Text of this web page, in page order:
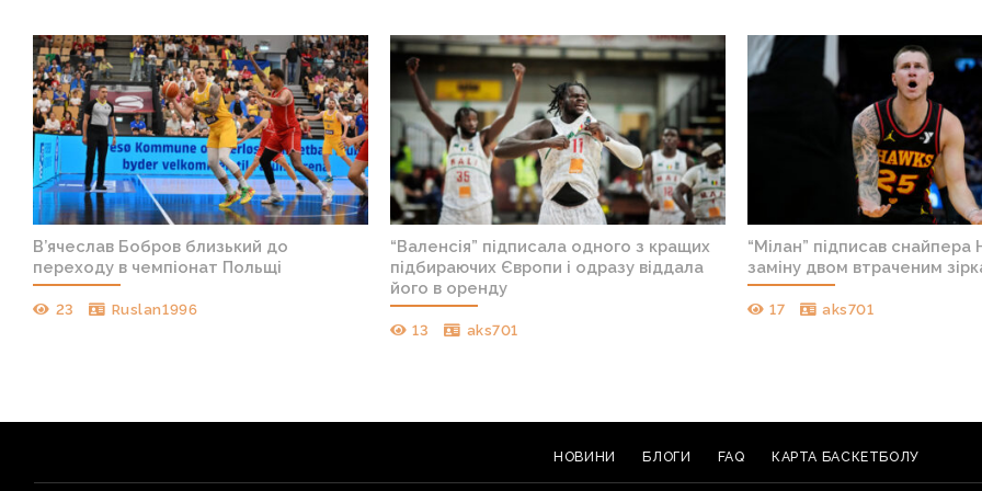
Бобров близький до
в чемпіонат Польщі
Ruslan1996
“Валенсія” підписала одного з кращих
підбираючих Європи і одразу віддала
його в оренду
aks701
“Мілан” підписав снайпера НБА на
заміну двом втраченим зіркам
aks701
НОВИНИ БЛОГИ FAQ КАРТА БАСКЕТБОЛУ